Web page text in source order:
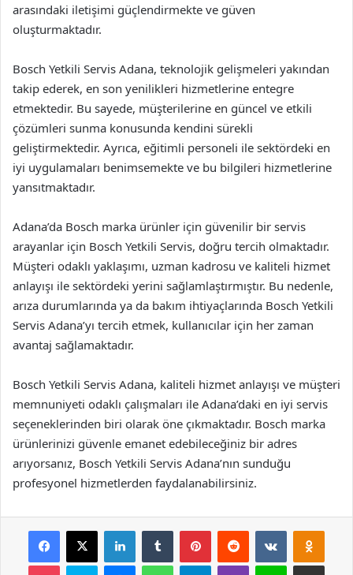
arasındaki iletişimi güçlendirmekte ve güven
oluşturmaktadır.
Bosch Yetkili Servis Adana, teknolojik gelişmeleri yakından
takip ederek, en son yenilikleri hizmetlerine entegre
etmektedir. Bu sayede, müşterilerine en güncel ve etkili
çözümleri sunma konusunda kendini sürekli
geliştirmektedir. Ayrıca, eğitimli personeli ile sektördeki en
iyi uygulamaları benimsemekte ve bu bilgileri hizmetlerine
yansıtmaktadır.
Adana’da Bosch marka ürünler için güvenilir bir servis
arayanlar için Bosch Yetkili Servis, doğru tercih olmaktadır.
Müşteri odaklı yaklaşımı, uzman kadrosu ve kaliteli hizmet
anlayışı ile sektördeki yerini sağlamlaştırmıştır. Bu nedenle,
arıza durumlarında ya da bakım ihtiyaçlarında Bosch Yetkili
Servis Adana’yı tercih etmek, kullanıcılar için her zaman
avantaj sağlamaktadır.
Bosch Yetkili Servis Adana, kaliteli hizmet anlayışı ve müşteri
memnuniyeti odaklı çalışmaları ile Adana’daki en iyi servis
seçeneklerinden biri olarak öne çıkmaktadır. Bosch marka
ürünlerinizi güvenle emanet edebileceğiniz bir adres
arıyorsanız, Bosch Yetkili Servis Adana’nın sunduğu
profesyonel hizmetlerden faydalanabilirsiniz.
Facebook
X LinkedInTumblr PinterestReddit VKontakte
Pocket Skype MessengerWhatsAppTelegramViber Line E-Posta ile